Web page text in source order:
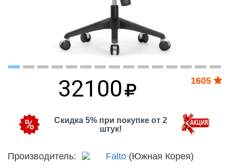
Змеи,
и
девочек
Фермерские
заботы
1605
32100
Скидка 5% при покупке от 2
штук!
Производитель: Falto (Южная Корея)